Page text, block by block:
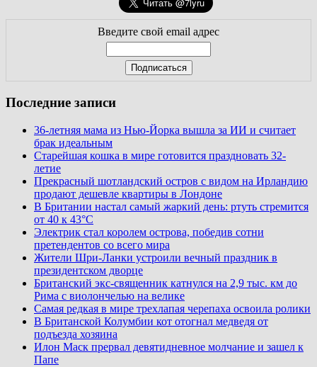
Введите свой email адрес
Последние записи
36-летняя мама из Нью-Йорка вышла за ИИ и считает
брак идеальным
Старейшая кошка в мире готовится праздновать 32-
летие
Прекрасный шотландский остров с видом на Ирландию
продают дешевле квартиры в Лондоне
В Британии настал самый жаркий день: ртуть стремится
от 40 к 43°C
Электрик стал королем острова, победив сотни
претендентов со всего мира
Жители Шри-Ланки устроили вечный праздник в
президентском дворце
Британский экс-священник катнулся на 2,9 тыс. км до
Рима с виолончелью на велике
Самая редкая в мире трехлапая черепаха освоила ролики
В Британской Колумбии кот отогнал медведя от
подъезда хозяина
Илон Маск прервал девятидневное молчание и зашел к
Папе